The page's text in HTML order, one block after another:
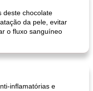
deste chocolate
da pele, evitar
o fluxo sanguíneo
inflamatórias e